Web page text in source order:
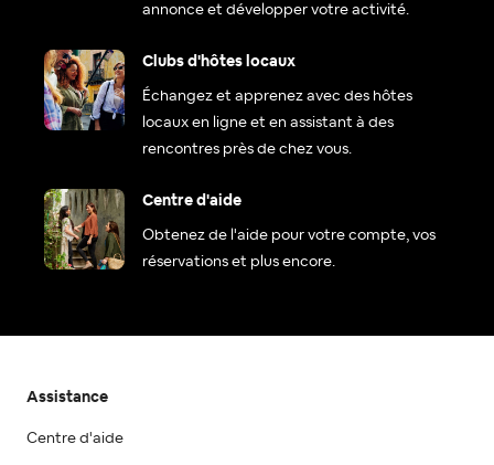
annonce et développer votre activité.
Clubs d'hôtes locaux
Échangez et apprenez avec des hôtes
locaux en ligne et en assistant à des
rencontres près de chez vous.
Centre d'aide
Obtenez de l'aide pour votre compte, vos
réservations et plus encore.
Assistance
Centre d'aide